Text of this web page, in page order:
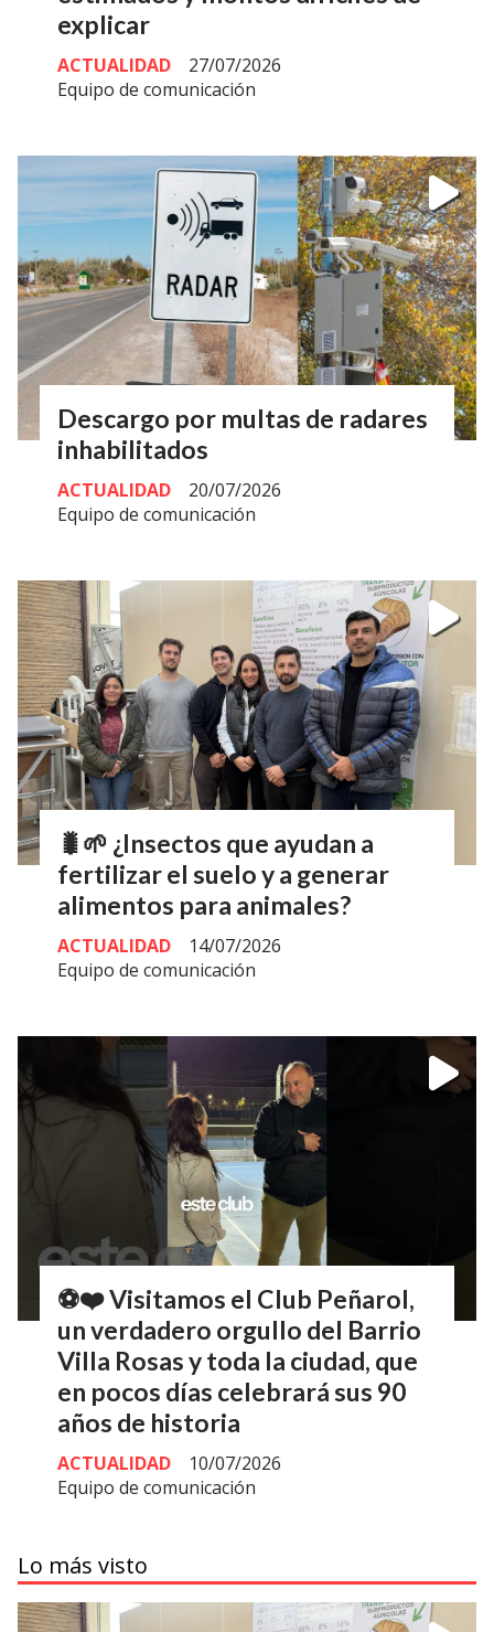
explicar
Equipo de comunicación
ACTUALIDAD 27/07/2026
Descargo por multas de radares
inhabilitados
Equipo de comunicación
ACTUALIDAD 20/07/2026
🐛🌱 ¿Insectos que ayudan a
fertilizar el suelo y a generar
alimentos para animales?
Equipo de comunicación
ACTUALIDAD 14/07/2026
⚽❤️ Visitamos el Club Peñarol,
un verdadero orgullo del Barrio
Villa Rosas y toda la ciudad, que
en pocos días celebrará sus 90
años de historia
Equipo de comunicación
ACTUALIDAD 10/07/2026
Lo más visto